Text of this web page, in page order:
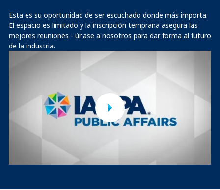
Esta es su oportunidad de ser escuchado donde más importa.
El espacio es limitado y la inscripción temprana asegura las
mejores reuniones - únase a nosotros para dar forma al futuro
de la industria.